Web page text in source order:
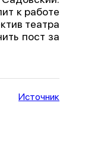
к работе
театра
пост за
Источник